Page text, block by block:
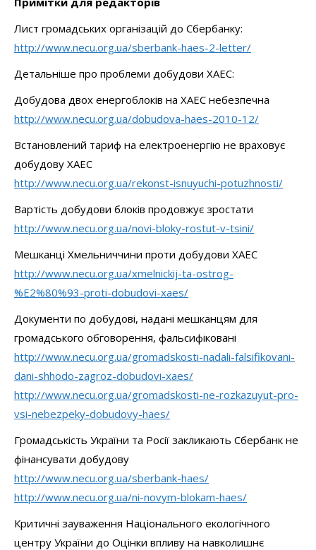
Лист громадських організацій до Сбербанку:
http://www.necu.org.ua/sberbank-haes-2-letter/
Детальніше про проблеми добудови ХАЕС:
Добудова двох енергоблоків на ХАЕС небезпечна
http://www.necu.org.ua/dobudova-haes-2010-12/
Встановлений тариф на електроенергію не враховує
добудову ХАЕС
http://www.necu.org.ua/rekonst-isnuyuchi-potuzhnosti/
Вартість добудови блоків продовжує зростати
http://www.necu.org.ua/novi-bloky-rostut-v-tsini/
Мешканці Хмельниччини проти добудови ХАЕС
http://www.necu.org.ua/xmelnickij-ta-ostrog-
%E2%80%93-proti-dobudovi-xaes/
Документи по добудові, надані мешканцям для
громадського обговорення, фальсифіковані
http://www.necu.org.ua/gromadskosti-nadali-falsifikovani-
dani-shhodo-zagroz-dobudovi-xaes/
http://www.necu.org.ua/gromadskosti-ne-rozkazuyut-pro-
vsi-nebezpeky-dobudovy-haes/
Громадськість України та Росії закликають Сбербанк не
фінансувати добудову
http://www.necu.org.ua/sberbank-haes/
http://www.necu.org.ua/ni-novym-blokam-haes/
Критичні зауваження Національного екологічного
центру України до Оцінки впливу на навколишнє